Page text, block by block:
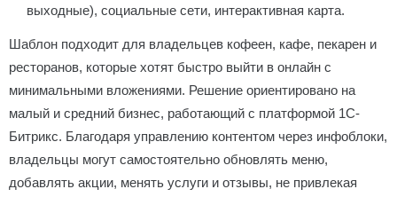
выходные), социальные сети, интерактивная карта.
Шаблон подходит для владельцев кофеен, кафе, пекарен и
ресторанов, которые хотят быстро выйти в онлайн с
минимальными вложениями. Решение ориентировано на
малый и средний бизнес, работающий с платформой 1С-
Битрикс. Благодаря управлению контентом через инфоблоки,
владельцы могут самостоятельно обновлять меню,
добавлять акции, менять услуги и отзывы, не привлекая